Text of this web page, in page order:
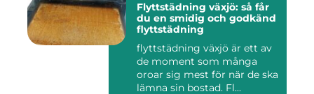
Flyttstädning växjö: så får
du en smidig och godkänd
flyttstädning
flyttstädning växjö är ett av
de moment som många
oroar sig mest för när de ska
lämna sin bostad. Fl...